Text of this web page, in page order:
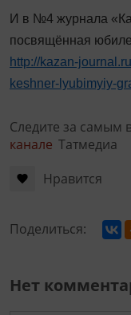
И в №4 журнала
посвящённая
http://kazan-
keshner-lyubimyiy-
Следите за самым
канале Татмедиа
Нравится
Поделиться:
Нет